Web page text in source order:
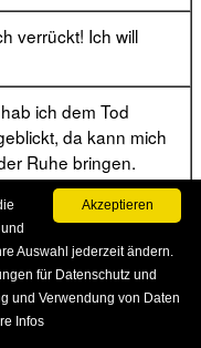
verrückt! Ich will
ich dem Tod
da kann mich
Ruhe bringen.
ab)
gegangen. Jetzt nur
und dann
Wege gehen. (zündet
Akzeptieren
Auswahl jederzeit ändern.
für Datenschutz und
und Verwendung von Daten
Infos